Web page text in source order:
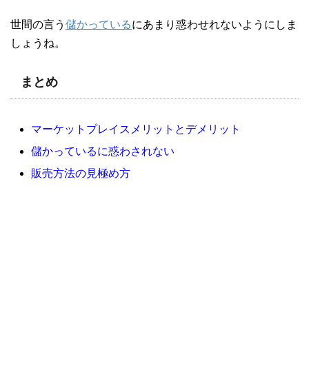
世間の言う 儲かっているにあまり惑わせれないようにしま
しょうね。
まとめ
マーケットプレイスメリットとデメリット
儲かっているに惑わされない
販売方法の見極め方